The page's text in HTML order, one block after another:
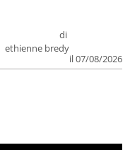
di
ethienne bredy
il 07/08/2026